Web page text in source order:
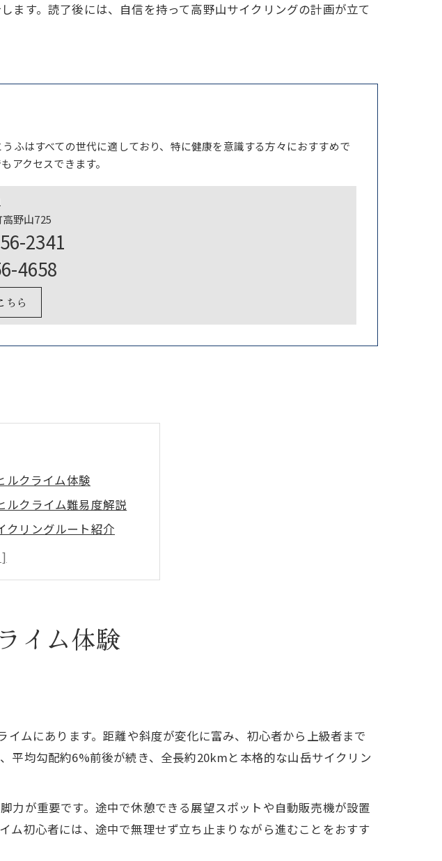
す。読了後には、自信を持って高野山サイクリングの計画が立て
ふはすべての世代に適しており、特に健康を意識する方々におすすめで
アクセスできます。
野山725
2341
4658
ちら
ルクライム体験
ルクライム難易度解説
クリングルート紹介
る達成感と爽快感
ルクライム九度山攻略法
野山ルートの選び方
グルートのポイント
るルート選択術
むコース選び
タイム向上の秘訣
イム体験
ムにあります。距離や斜度が変化に富み、初心者から上級者まで
平均勾配約6%前後が続き、全長約20kmと本格的な山岳サイクリン
力が重要です。途中で休憩できる展望スポットや自動販売機が設置
ム初心者には、途中で無理せず立ち止まりながら進むことをおすす